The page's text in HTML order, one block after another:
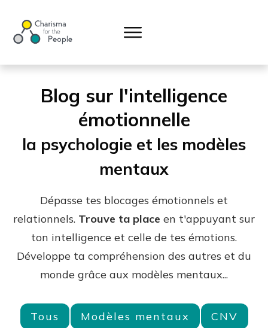
Blog sur l'intelligence
émotionnelle
la psychologie et les modèles
mentaux
Dépasse tes blocages émotionnels et
relationnels. Trouve ta place en t'appuyant sur
ton intelligence et celle de tes émotions.
Développe ta compréhension des autres et du
monde grâce aux modèles mentaux...
Tous Modèles mentaux
CNV